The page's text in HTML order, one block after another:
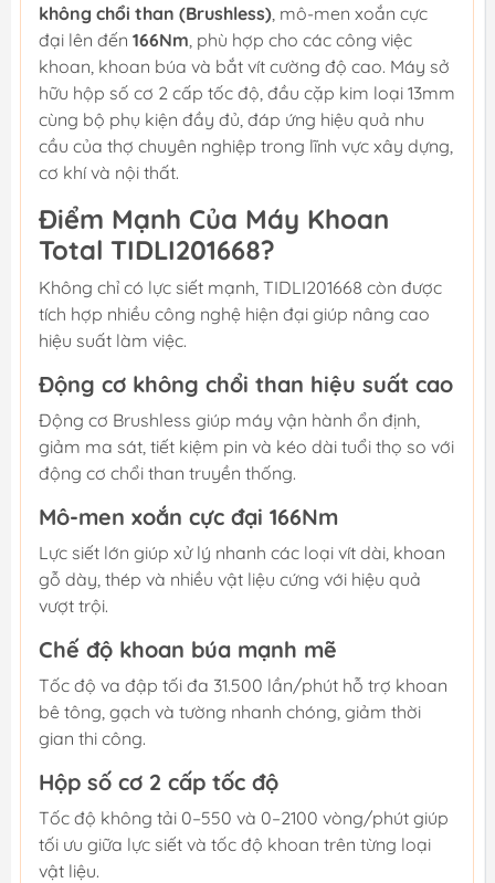
không chổi than (Brushless) , mô-men xoắn cực
đại lên đến 166Nm , phù hợp cho các công việc
khoan, khoan búa và bắt vít cường độ cao. Máy sở
hữu hộp số cơ 2 cấp tốc độ, đầu cặp kim loại 13mm
cùng bộ phụ kiện đầy đủ, đáp ứng hiệu quả nhu
cầu của thợ chuyên nghiệp trong lĩnh vực xây dựng,
cơ khí và nội thất.
Điểm Mạnh Của Máy Khoan
Total TIDLI201668?
Không chỉ có lực siết mạnh, TIDLI201668 còn được
tích hợp nhiều công nghệ hiện đại giúp nâng cao
hiệu suất làm việc.
Động cơ không chổi than hiệu suất cao
Động cơ Brushless giúp máy vận hành ổn định,
giảm ma sát, tiết kiệm pin và kéo dài tuổi thọ so với
động cơ chổi than truyền thống.
Mô-men xoắn cực đại 166Nm
Lực siết lớn giúp xử lý nhanh các loại vít dài, khoan
gỗ dày, thép và nhiều vật liệu cứng với hiệu quả
vượt trội.
Chế độ khoan búa mạnh mẽ
Tốc độ va đập tối đa 31.500 lần/phút hỗ trợ khoan
bê tông, gạch và tường nhanh chóng, giảm thời
gian thi công.
Hộp số cơ 2 cấp tốc độ
Tốc độ không tải 0–550 và 0–2100 vòng/phút giúp
tối ưu giữa lực siết và tốc độ khoan trên từng loại
vật liệu.